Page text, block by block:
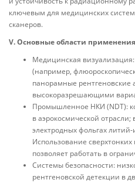
ключевым для медицинских
сканеров.
V. Основные области применения
Медицинская
(например,
панорамные рентгеновские
высокоразрешающими
Промышленное НКИ (NDT):
в аэрокосмической
электродных фольгах
Использование
позволяет работать в
Системы безопасности:
рентгеновской детекции в